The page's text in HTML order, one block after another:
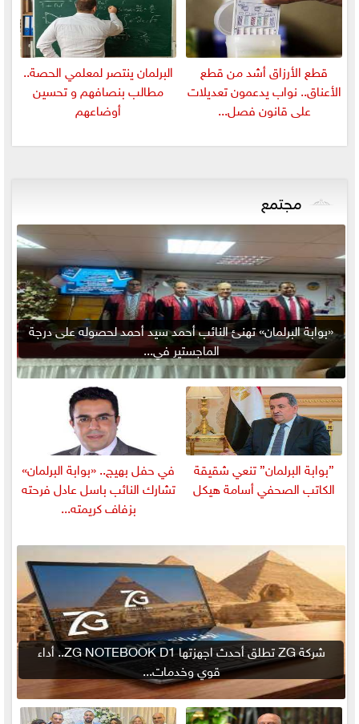
قطع الأرزاق أشد من قطع
الأعناق.. نواب يدعمون تعديلات
على قانون فصل...
البرلمان ينتصر لمعلمي الحصة..
مطالب بنصافهم و تحسين
أوضاعهم
مجتمع
«بوابة البرلمان» تهنئ النائب أحمد سيد أحمد لحصوله على درجة
الماجستير في...
”بوابة البرلمان” تنعي شقيقة
الكاتب الصحفي أسامة هيكل
في حفل بهيج.. «بوابة البرلمان»
تشارك النائب باسل عادل فرحته
بزفاف كريمته...
شركة ZG تطلق أحدث اجهزتها ZG NOTEBOOK D1.. أداء
قوي وخدمات...